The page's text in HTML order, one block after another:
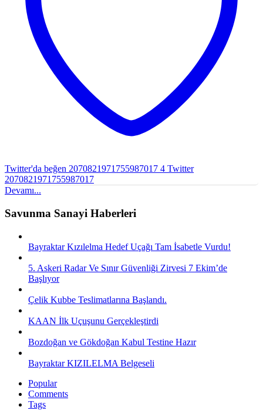
Twitter'da beğen 2070821971755987017 4 Twitter
2070821971755987017
Devamı...
Savunma Sanayi Haberleri
Bayraktar Kızılelma Hedef Uçağı Tam İsabetle Vurdu!
5. Askeri Radar Ve Sınır Güvenliği Zirvesi 7 Ekim’de
Başlıyor
Çelik Kubbe Teslimatlarına Başlandı.
KAAN İlk Uçuşunu Gerçekleştirdi
Bozdoğan ve Gökdoğan Kabul Testine Hazır
Bayraktar KIZILELMA Belgeseli
Popular
Comments
Tags